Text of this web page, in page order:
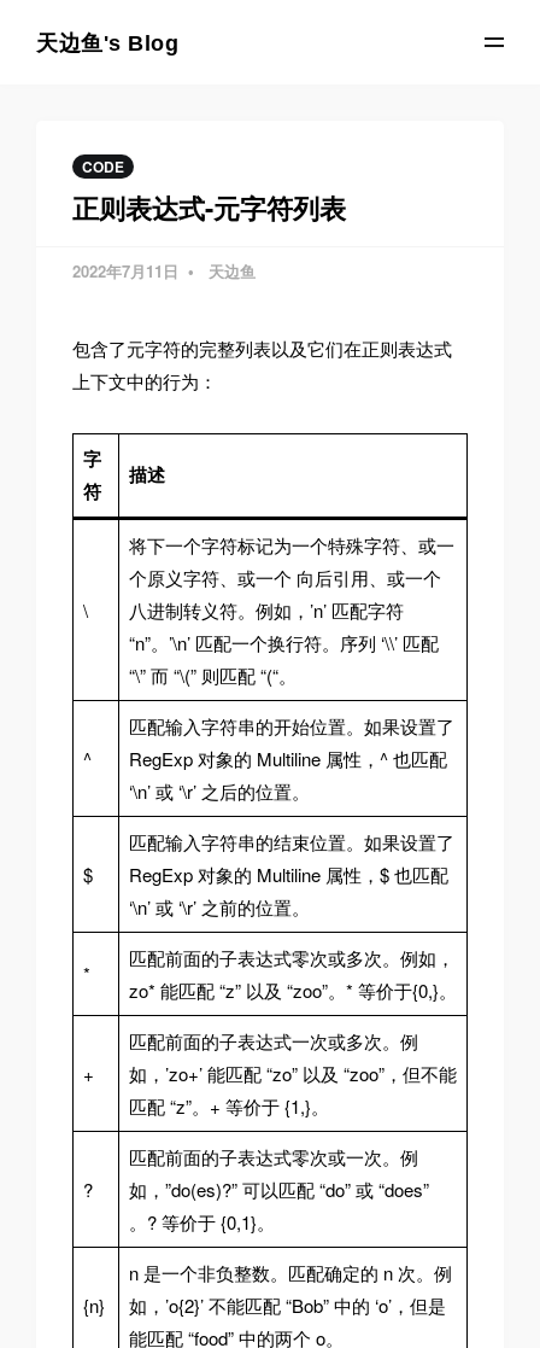
天边鱼's Blog
CODE
正则表达式-元字符列表
2022年7月11日 天边鱼
包含了元字符的完整列表以及它们在正则表达式
上下文中的行为：
字
符
描述
\
将下一个字符标记为一个特殊字符、或一
个原义字符、或一个 向后引用、或一个
八进制转义符。例如，’n’ 匹配字符
“n”。’\n’ 匹配一个换行符。序列 ‘\\’ 匹配
“\” 而 “\(” 则匹配 “(“。
^
匹配输入字符串的开始位置。如果设置了
RegExp 对象的 Multiline 属性，^ 也匹配
‘\n’ 或 ‘\r’ 之后的位置。
$
匹配输入字符串的结束位置。如果设置了
RegExp 对象的 Multiline 属性，$ 也匹配
‘\n’ 或 ‘\r’ 之前的位置。
*
匹配前面的子表达式零次或多次。例如，
zo* 能匹配 “z” 以及 “zoo”。* 等价于{0,}。
+
匹配前面的子表达式一次或多次。例
如，’zo+’ 能匹配 “zo” 以及 “zoo”，但不能
匹配 “z”。+ 等价于 {1,}。
?
匹配前面的子表达式零次或一次。例
如，”do(es)?” 可以匹配 “do” 或 “does”
。? 等价于 {0,1}。
{n}
n 是一个非负整数。匹配确定的 n 次。例
如，’o{2}’ 不能匹配 “Bob” 中的 ‘o’，但是
能匹配 “food” 中的两个 o。